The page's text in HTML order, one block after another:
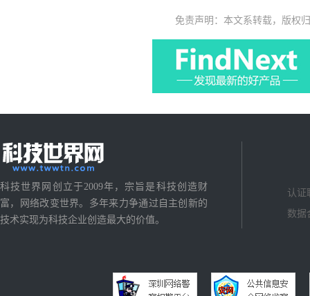
免责声明：本文系转载，版权
科技世界网创立于2009年，宗旨是科技创造财
富，网络改变世界。多年来力争通过自主创新的
技术实现为科技企业创造最大的价值。
认证
数据